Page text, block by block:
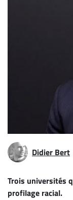
EMPLOIS
AVOCATS
ET
JURISTES
Offres
Didier Bert
Trois universités
profilage racial.